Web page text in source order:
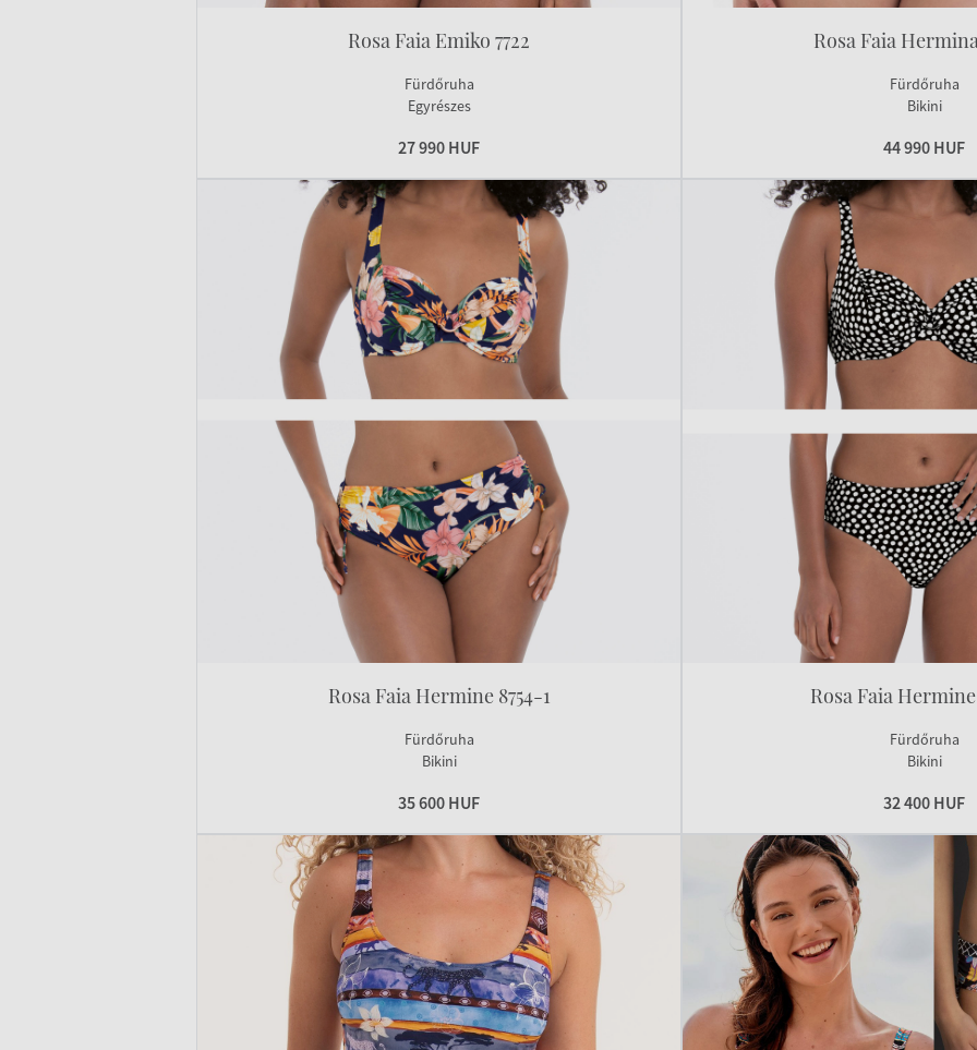
Rosa Faia Emiko 7722
Fürdőruha
Egyrészes
27 990 HUF
Rosa Faia
Fürdőruha
Bikini
44 990 HUF
Rosa Faia Hermine 8754-1
Fürdőruha
Bikini
35 600 HUF
Rosa Faia
Fürdőruha
Bikini
32 400 HUF